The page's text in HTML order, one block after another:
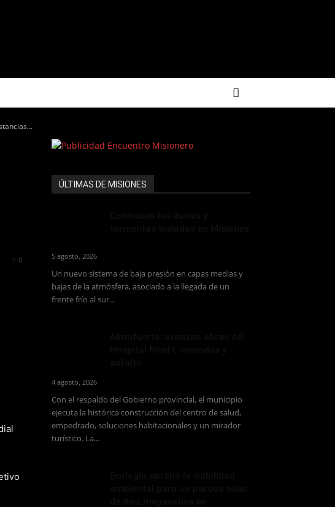
0
ÚLTIMAS DE MISIONES
5 agosto, 2026
Un nuevo sistema de baja presión en capas medias y
bajas de la atmósfera, asociado a la llegada de un
frente frío al sur...
4 agosto, 2026
Con el respaldo del Gobierno provincial, el municipio
ejecuta la histórica construcción del centro de salud,
empedrado, soluciones habitacionales y un mirador
turístico. La...